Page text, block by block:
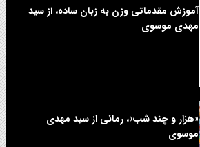
آموزش مقدماتی وزن به زبان ساده، از سید
مهدی موسوی
«هزار و چند شب»، رمانی از سید مهدی
موسوی